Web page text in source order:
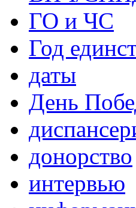
ГО и ЧС
Год
даты
День
донорство
интервью